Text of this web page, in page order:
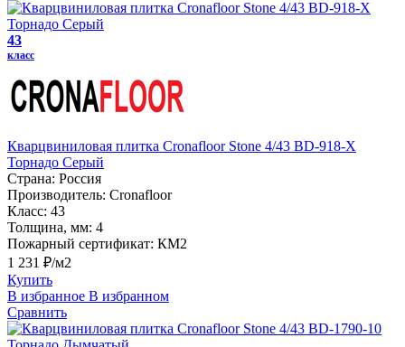
43
класс
Кварцвиниловая плитка Cronafloor Stone 4/43 BD-918-X
Торнадо Серый
Страна: Россия
Производитель: Cronafloor
Класс: 43
Толщина, мм: 4
Пожарный сертификат: КМ2
1 231 ₽/м2
Купить
В избранное В избранном
Сравнить